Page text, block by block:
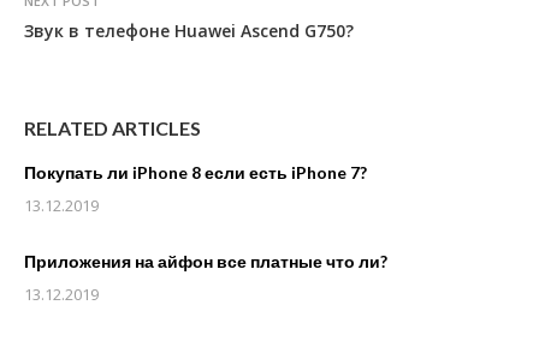
Звук в телефоне Huawei Ascend G750?
RELATED ARTICLES
Покупать ли iPhone 8 если есть iPhone 7?
13.12.2019
Приложения на айфон все платные что ли?
13.12.2019